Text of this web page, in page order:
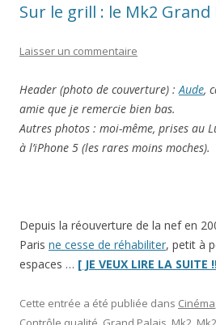
Sur le grill : le Mk2 Grand
Laisser un commentaire
Header (photo de couverture) :Aude,
amie que je remercie bien bas.
Autres photos : moi-même, prises au
à l’iPhone 5 (les rares moins moches).
Depuis la réouverture de la nef en
Paris ne cesse de réhabiliter, petit à
espaces … [ JE VEUX LIRE LA SUITE
Cette entrée a été publiée dans Cinéma